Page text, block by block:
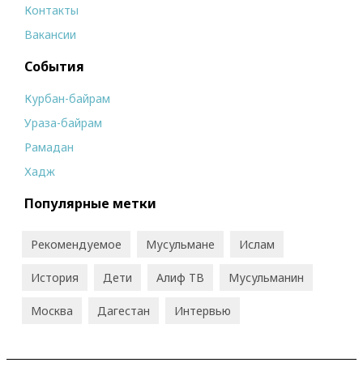
Контакты
Вакансии
События
Курбан-байрам
Ураза-байрам
Рамадан
Хадж
Популярные метки
Рекомендуемое Мусульмане Ислам
История Дети Алиф ТВ Мусульманин
Москва Дагестан Интервью